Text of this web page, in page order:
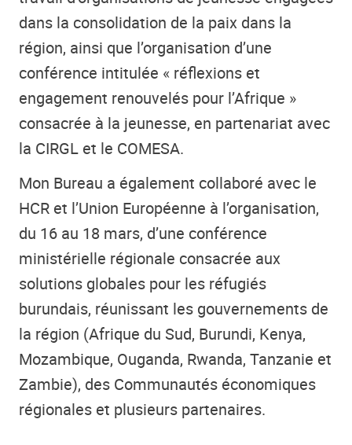
dans la consolidation de la paix dans la
région, ainsi que l’organisation d’une
conférence intitulée « réflexions et
engagement renouvelés pour l’Afrique »
consacrée à la jeunesse, en partenariat avec
la CIRGL et le COMESA.
Mon Bureau a également collaboré avec le
HCR et l’Union Européenne à l’organisation,
du 16 au 18 mars, d’une conférence
ministérielle régionale consacrée aux
solutions globales pour les réfugiés
burundais, réunissant les gouvernements de
la région (Afrique du Sud, Burundi, Kenya,
Mozambique, Ouganda, Rwanda, Tanzanie et
Zambie), des Communautés économiques
régionales et plusieurs partenaires.